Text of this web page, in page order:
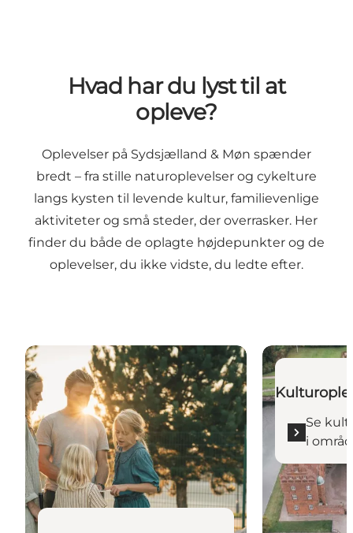
Hvad har du lyst til at
opleve?
Oplevelser på Sydsjælland & Møn spænder
bredt – fra stille naturoplevelser og cykelture
langs kysten til levende kultur, familievenlige
aktiviteter og små steder, der overrasker. Her
finder du både de oplagte højdepunkter og de
oplevelser, du ikke vidste, du ledte efter.
Se oplevelser for hele familien Se
Se
i